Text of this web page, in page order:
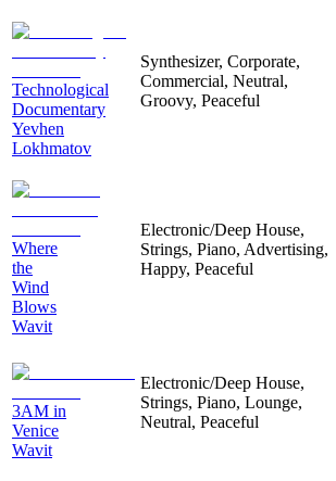
Technological
Documentary
Yevhen
Lokhmatov
Synthesizer, Corporate,
Commercial, Neutral,
Groovy, Peaceful
Where
the
Wind
Blows
Wavit
Electronic/Deep House,
Strings, Piano, Advertising,
Happy, Peaceful
3AM in
Venice
Wavit
Electronic/Deep House,
Strings, Piano, Lounge,
Neutral, Peaceful